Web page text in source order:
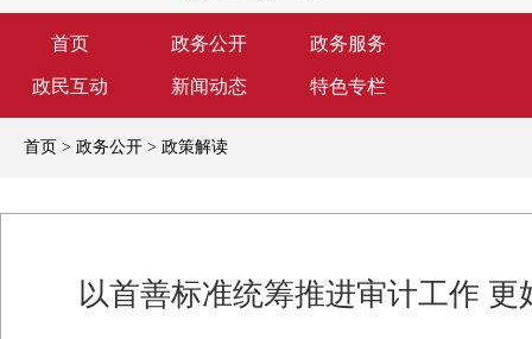
首页 政务公开 政务服务
政民互动 新闻动态 特色专栏
首页 > 政务公开 > 政策解读
以首善标准统筹推进审计工作